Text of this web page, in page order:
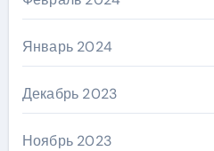
Январь 2024
Декабрь 2023
Ноябрь 2023